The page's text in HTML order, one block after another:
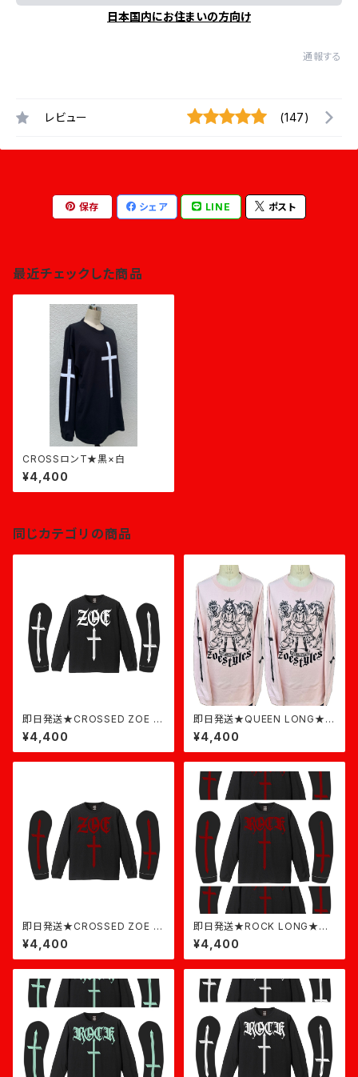
日本国内にお住まいの方向け
通報する
レビュー (147)
保存 シェア LINE ポスト
最近チェックした商品
CROSSロンT★黒×白
¥4,400
同じカテゴリの商品
即日発送★CROSSED ZOE L
ONG★黒×白
¥4,400
即日発送★QUEEN LONG★ラ
イトピンク
¥4,400
即日発送★CROSSED ZOE L
ONG★黒×バーガンディ
¥4,400
即日発送★ROCK LONG★黒
バーガンディ
¥4,400